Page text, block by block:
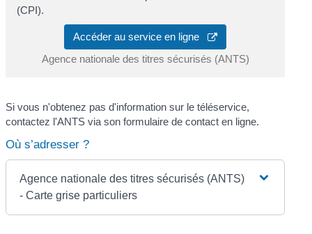
(CPI).
Accéder au service en ligne
Agence nationale des titres sécurisés (ANTS)
Si vous n'obtenez pas d'information sur le téléservice,
contactez l'ANTS via son formulaire de contact en ligne.
Où s’adresser ?
Agence nationale des titres sécurisés (ANTS)
- Carte grise particuliers